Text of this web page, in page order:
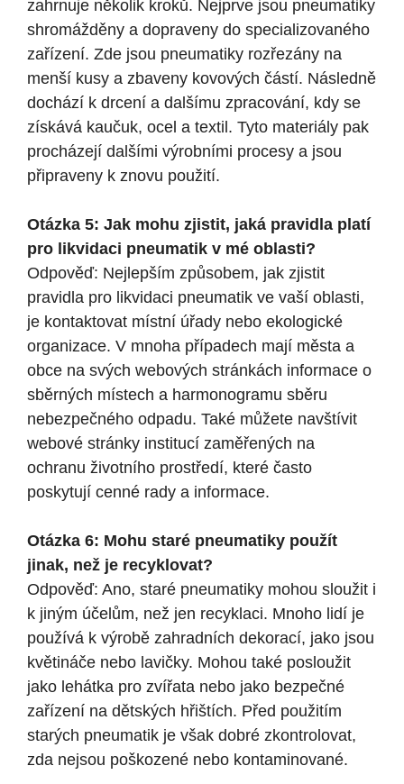
zahrnuje několik kroků. Nejprve jsou pneumatiky
shromážděny a dopraveny do specializovaného
zařízení. Zde jsou pneumatiky rozřezány na
menší kusy a zbaveny kovových částí. Následně
dochází k drcení a dalšímu zpracování, kdy se
získává kaučuk, ocel a textil. Tyto materiály pak
procházejí dalšími výrobními procesy a jsou
připraveny k znovu použití.
Otázka 5: Jak mohu zjistit, jaká pravidla platí
pro likvidaci pneumatik v mé oblasti?
Odpověď: Nejlepším způsobem, jak zjistit
pravidla pro likvidaci pneumatik ve vaší oblasti,
je kontaktovat místní úřady nebo ekologické
organizace. V mnoha případech mají města a
obce na svých webových stránkách informace o
sběrných místech a harmonogramu sběru
nebezpečného odpadu. Také můžete navštívit
webové stránky institucí zaměřených na
ochranu životního prostředí, které často
poskytují cenné rady a informace.
Otázka 6: Mohu staré pneumatiky použít
jinak, než je recyklovat?
Odpověď: Ano, staré pneumatiky mohou sloužit i
k jiným účelům, než jen recyklaci. Mnoho lidí je
používá k výrobě zahradních dekorací, jako jsou
květináče nebo lavičky. Mohou také posloužit
jako lehátka pro zvířata nebo jako bezpečné
zařízení na dětských hřištích. Před použitím
starých pneumatik je však dobré zkontrolovat,
zda nejsou poškozené nebo kontaminované.